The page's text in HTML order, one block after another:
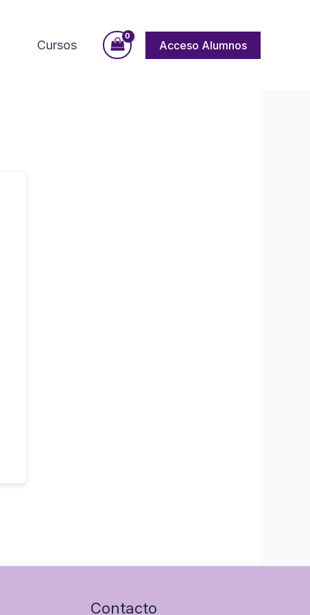
Cursos Acceso Alumnos
Contacto